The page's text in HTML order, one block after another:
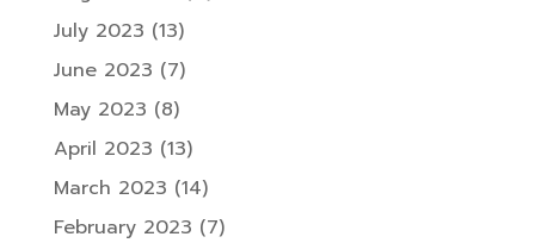
July 2023 (13)
June 2023 (7)
May 2023 (8)
April 2023 (13)
March 2023 (14)
February 2023 (7)